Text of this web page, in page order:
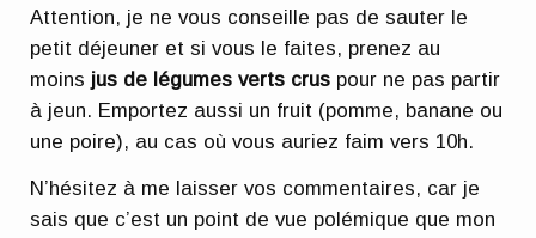
Attention, je ne vous conseille pas de sauter le
petit déjeuner et si vous le faites, prenez au
moins jus de légumes verts crus pour ne pas partir
à jeun. Emportez aussi un fruit (pomme, banane ou
une poire), au cas où vous auriez faim vers 10h.
N’hésitez à me laisser vos commentaires, car je
sais que c’est un point de vue polémique que mon